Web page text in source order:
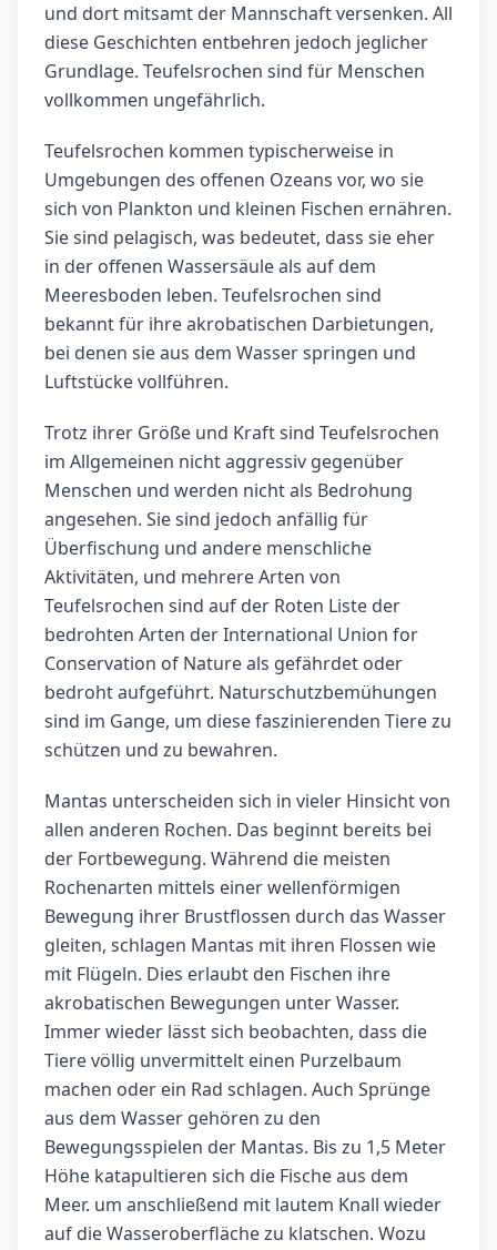
und dort mitsamt der Mannschaft versenken. All
diese Geschichten entbehren jedoch jeglicher
Grundlage. Teufelsrochen sind für Menschen
vollkommen ungefährlich.
Teufelsrochen kommen typischerweise in
Umgebungen des offenen Ozeans vor, wo sie
sich von Plankton und kleinen Fischen ernähren.
Sie sind pelagisch, was bedeutet, dass sie eher
in der offenen Wassersäule als auf dem
Meeresboden leben. Teufelsrochen sind
bekannt für ihre akrobatischen Darbietungen,
bei denen sie aus dem Wasser springen und
Luftstücke vollführen.
Trotz ihrer Größe und Kraft sind Teufelsrochen
im Allgemeinen nicht aggressiv gegenüber
Menschen und werden nicht als Bedrohung
angesehen. Sie sind jedoch anfällig für
Überfischung und andere menschliche
Aktivitäten, und mehrere Arten von
Teufelsrochen sind auf der Roten Liste der
bedrohten Arten der International Union for
Conservation of Nature als gefährdet oder
bedroht aufgeführt. Naturschutzbemühungen
sind im Gange, um diese faszinierenden Tiere zu
schützen und zu bewahren.
Mantas unterscheiden sich in vieler Hinsicht von
allen anderen Rochen. Das beginnt bereits bei
der Fortbewegung. Während die meisten
Rochenarten mittels einer wellenförmigen
Bewegung ihrer Brustflossen durch das Wasser
gleiten, schlagen Mantas mit ihren Flossen wie
mit Flügeln. Dies erlaubt den Fischen ihre
akrobatischen Bewegungen unter Wasser.
Immer wieder lässt sich beobachten, dass die
Tiere völlig unvermittelt einen Purzelbaum
machen oder ein Rad schlagen. Auch Sprünge
aus dem Wasser gehören zu den
Bewegungsspielen der Mantas. Bis zu 1,5 Meter
Höhe katapultieren sich die Fische aus dem
Meer. um anschließend mit lautem Knall wieder
auf die Wasseroberfläche zu klatschen. Wozu